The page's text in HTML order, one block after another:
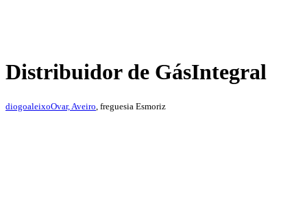
Distribuidor de GásIntegral
diogoaleixoOvar, Aveiro , freguesia Esmoriz